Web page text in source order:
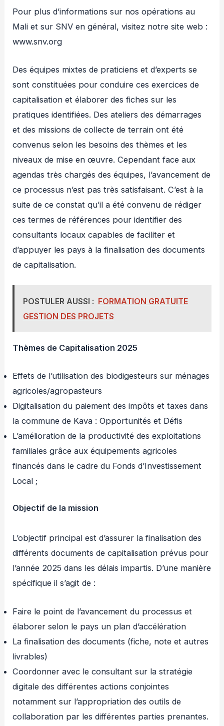
Pour plus d’informations sur nos opérations au
Mali et sur SNV en général, visitez notre site web :
www.snv.org
Des équipes mixtes de praticiens et d’experts se
sont constituées pour conduire ces exercices de
capitalisation et élaborer des fiches sur les
pratiques identifiées. Des ateliers des démarrages
et des missions de collecte de terrain ont été
convenus selon les besoins des thèmes et les
niveaux de mise en œuvre. Cependant face aux
agendas très chargés des équipes, l’avancement de
ce processus n’est pas très satisfaisant. C’est à la
suite de ce constat qu’il a été convenu de rédiger
ces termes de références pour identifier des
consultants locaux capables de faciliter et
d’appuyer les pays à la finalisation des documents
de capitalisation.
POSTULER AUSSI : FORMATION GRATUITE
GESTION DES PROJETS
Thèmes de Capitalisation 2025
Effets de l’utilisation des biodigesteurs sur ménages
agricoles/agropasteurs
Digitalisation du paiement des impôts et taxes dans
la commune de Kava : Opportunités et Défis
L’amélioration de la productivité des exploitations
familiales grâce aux équipements agricoles
financés dans le cadre du Fonds d’Investissement
Local ;
Objectif de la mission
L’objectif principal est d’assurer la finalisation des
différents documents de capitalisation prévus pour
l’année 2025 dans les délais impartis. D’une manière
spécifique il s’agit de :
Faire le point de l’avancement du processus et
élaborer selon le pays un plan d’accélération
La finalisation des documents (fiche, note et autres
livrables)
Coordonner avec le consultant sur la stratégie
digitale des différentes actions conjointes
notamment sur l’appropriation des outils de
collaboration par les différentes parties prenantes.